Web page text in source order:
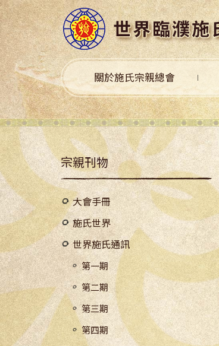
關於施氏宗親總會
宗親刊物
大會手冊
施氏世界
世界施氏通訊
第一期
第二期
第三期
第四期